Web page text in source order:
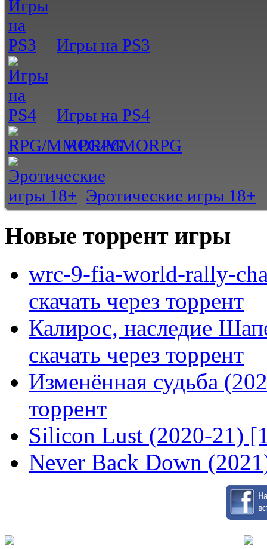
Игры на PS3
Игры на PS4
RPG/MMORPG
Эротические игры 18+
Новые торрент игры
wrc-9-fia-world-rally-
скачать через торрент
Калирос, наследие
скачать через торрент
Изменённая судьба
торрент
Silicon Lust (2020-21)
Never Back Down